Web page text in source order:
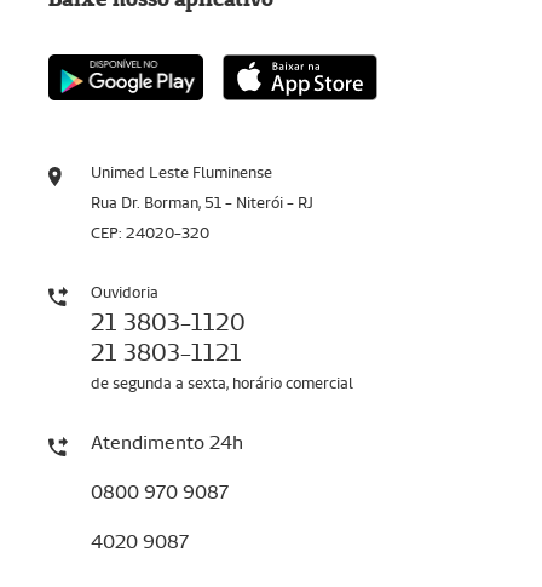
Unimed Leste Fluminense
Rua Dr. Borman, 51 - Niterói - RJ
CEP: 24020-320
Ouvidoria
21 3803-1120
21 3803-1121
de segunda a sexta, horário comercial
Atendimento 24h
0800 970 9087
4020 9087